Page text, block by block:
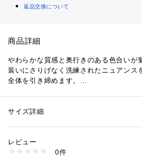
返品交換について
商品詳細
やわらかな質感と奥行きのある色合いが
装いにさりげなく洗練されたニュアンス
全体を引き締めます。
調和。
機能性とデザイン性を兼ね備えた、汎用
性別：レディース
素材：-
商品番号：
33036203007 （ショップ）
サイズ詳細
レビュー
0件